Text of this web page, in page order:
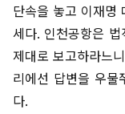
단속을 놓고 이재명
세다. 인천공항은
제대로 보고하라느
리에선 답변을 우물
다.